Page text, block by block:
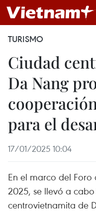
TURISMO
Ciudad
Da Nang
para el
17/01/2025 10:04
En el marco del
2025, se llevó a
centrovietnamita de